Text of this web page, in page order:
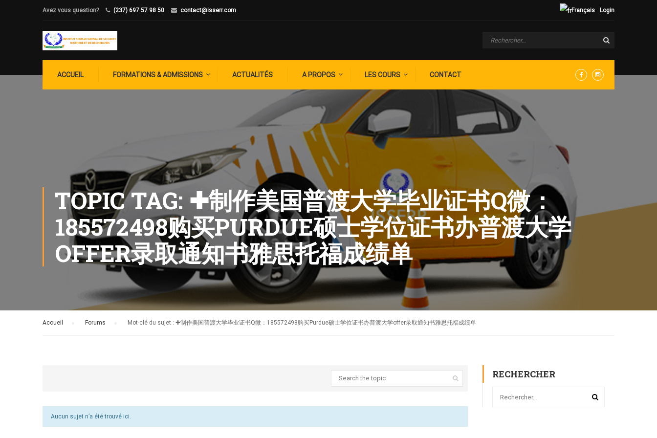
Avez vous question? (237) 697 57 98 50 contact@isserr.com Login
Français
ACCUEIL FORMATIONS & ADMISSIONS ACTUALITÉS A PROPOS LES COURS CONTACT
TOPIC TAG: ✚制作美国普渡大学毕业证书Q微：
185572498购买PURDUE硕士学位证书办普渡大学
OFFER录取通知书雅思托福成绩单
Accueil Forums Mot-clé du sujet : ✚制作美国普渡大学毕业证书Q微：185572498购买Purdue硕士学位证书办普渡大学offer录取通知书雅思托福成绩单
Aucun sujet n’a été trouvé ici.
RECHERCHER